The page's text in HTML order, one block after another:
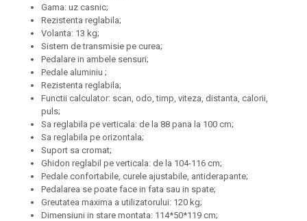
Gama: uz casnic;
Rezistenta reglabila;
Volanta: 13 kg;
Sistem de transmisie pe curea;
Pedalare in ambele sensuri;
Pedale aluminiu ;
Rezistenta reglabila;
Functii calculator: scan, odo, timp, viteza, distanta, calorii,
puls;
Sa reglabila pe verticala: de la 88 pana la 100 cm;
Sa reglabila pe orizontala;
Suport sa cromat;
Ghidon reglabil pe verticala: de la 104-116 cm;
Pedale confortabile, curele ajustabile, antiderapante;
Pedalarea se poate face in fata sau in spate;
Greutatea maxima a utilizatorului: 120 kg;
Dimensiuni in stare montata: 114*50*119 cm;